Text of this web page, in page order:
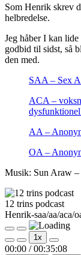
Som Henrik skrev
helbredelse.
Jeg håber I kan
godbid til sidst, så
den med.
SAA – Sex
ACA –
AA –
OA –
Musik: Sun Araw –
12 trins podcast
Henrik-saa/aa/aca/
Play
Episode
Pause
Episode
1x
00:00 / 00:35:08